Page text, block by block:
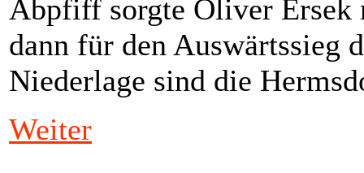
Abpfiff sorgte Oliver Ersek
dann für den Auswärtssieg
Niederlage sind die
Weiter